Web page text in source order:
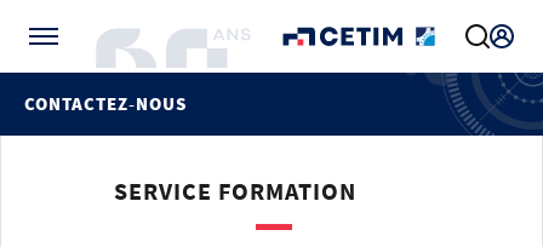
CONTACTEZ-NOUS
SERVICE FORMATION